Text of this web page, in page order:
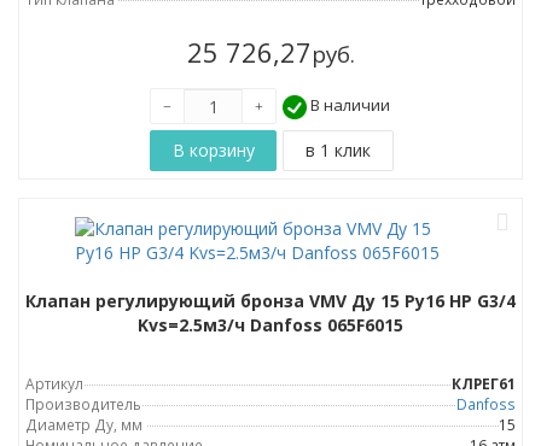
25 726,27руб.
В наличии
Клапан регулирующий бронза VMV Ду 15 Ру16 НР G3/4
Kvs=2.5м3/ч Danfoss 065F6015
Артикул
КЛРЕГ61
Производитель
Danfoss
Диаметр Ду, мм
15